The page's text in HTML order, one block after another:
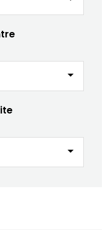
arrow_drop_down
arrow_drop_down